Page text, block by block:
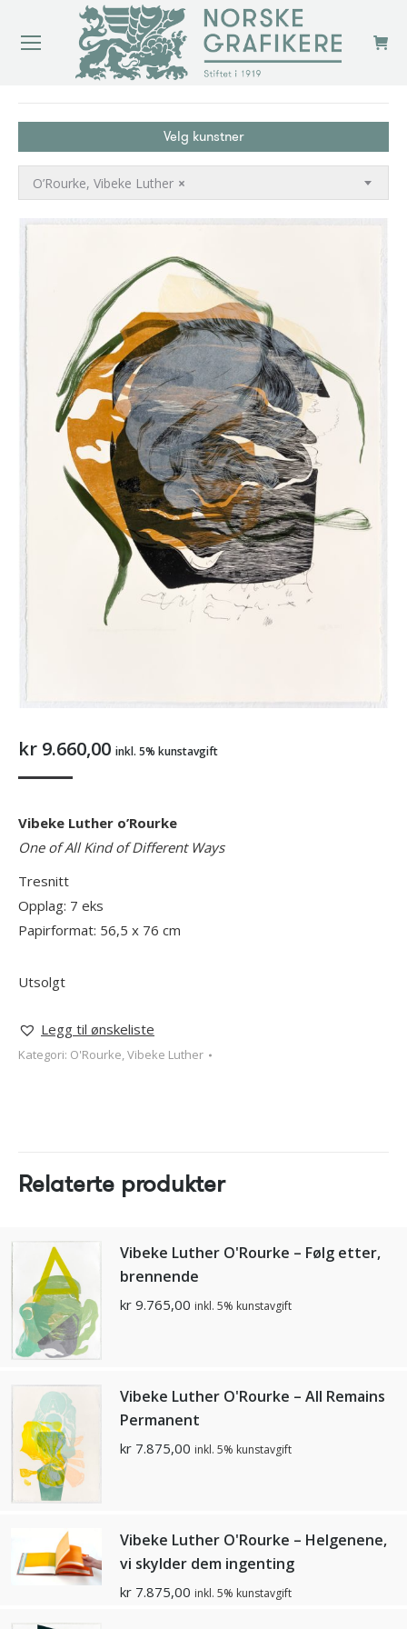
Velg kunstner
×
O’Rourke, Vibeke Luther
kr 9.660,00 inkl. 5% kunstavgift
Vibeke Luther o’Rourke
One of All Kind of Different Ways
Tresnitt
Opplag: 7 eks
Papirformat: 56,5 x 76 cm
Utsolgt
Legg til ønskeliste
Kategori: O'Rourke, Vibeke Luther
Relaterte produkter
Vibeke Luther O'Rourke – Følg etter,
brennende
kr 9.765,00 inkl. 5% kunstavgift
Vibeke Luther O'Rourke – All Remains
Permanent
kr 7.875,00 inkl. 5% kunstavgift
Vibeke Luther O'Rourke – Helgenene,
vi skylder dem ingenting
kr 7.875,00 inkl. 5% kunstavgift